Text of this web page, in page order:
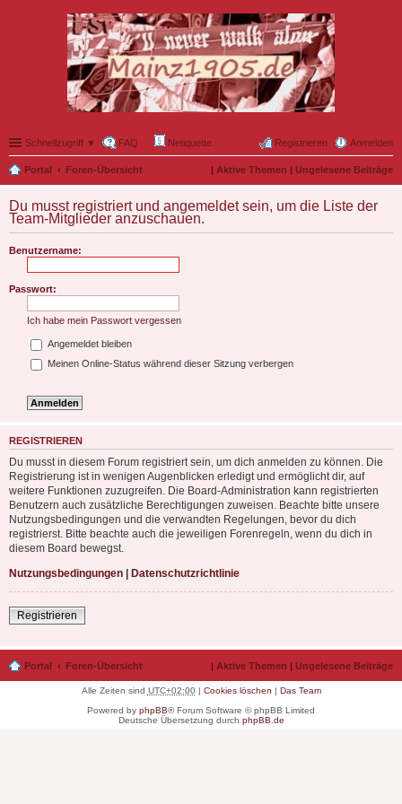
Schnellzugriff ▼ FAQ Netiquette Anmelden
Registrieren
Portal Foren-Übersicht | Aktive Themen | Ungelesene Beiträge
Du musst registriert und angemeldet sein, um die Liste der
Team-Mitglieder anzuschauen.
Benutzername:
Passwort:
Ich habe mein Passwort vergessen
Angemeldet bleiben
Meinen Online-Status während dieser Sitzung verbergen
REGISTRIEREN
Du musst in diesem Forum registriert sein, um dich anmelden zu können. Die
Registrierung ist in wenigen Augenblicken erledigt und ermöglicht dir, auf
weitere Funktionen zuzugreifen. Die Board-Administration kann registrierten
Benutzern auch zusätzliche Berechtigungen zuweisen. Beachte bitte unsere
Nutzungsbedingungen und die verwandten Regelungen, bevor du dich
registrierst. Bitte beachte auch die jeweiligen Forenregeln, wenn du dich in
diesem Board bewegst.
Nutzungsbedingungen | Datenschutzrichtlinie
Registrieren
Portal Foren-Übersicht | Aktive Themen | Ungelesene Beiträge
Alle Zeiten sind UTC+02:00| Cookies löschen | Das Team
Powered by phpBB® Forum Software © phpBB Limited
Deutsche Übersetzung durch phpBB.de